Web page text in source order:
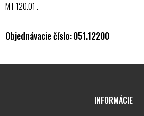
MT 120.01 .
Objednávacie číslo: 051.12200
INFORMÁCIE